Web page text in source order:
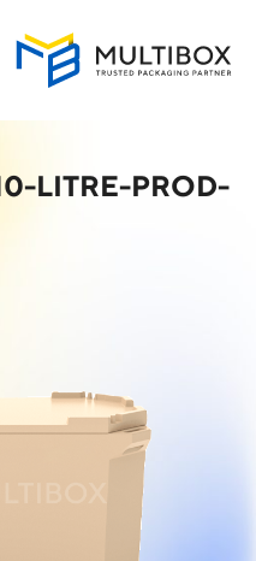
LITRE-PROD-